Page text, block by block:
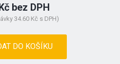
bez DPH
34.60 Kč s DPH)
DO KOŠÍKU